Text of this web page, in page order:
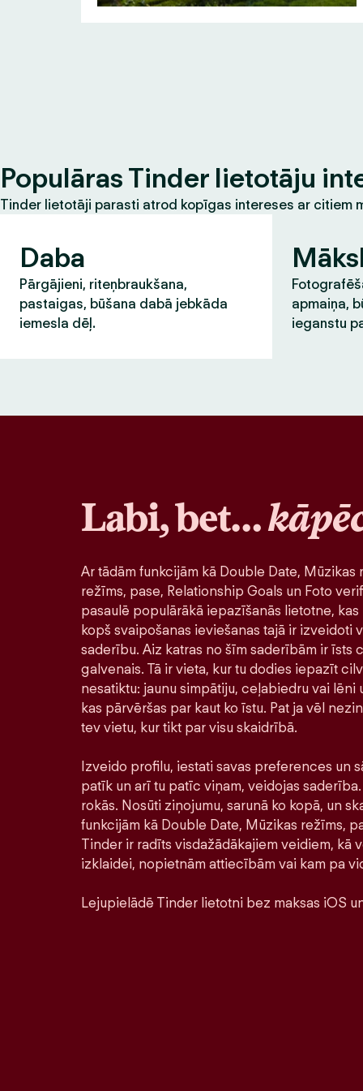
Populāras Tinder lietotāju
Tinder lietotāji parasti atrod kopīgas intereses ar citiem
Daba
Pārgājieni, riteņbraukšana,
pastaigas, būšana dabā jebkāda
iemesla dēļ.
apmaiņa,
ieganstu
Labi, bet…
Ar tādām funkcijām kā Double Date, Mūzikas
režīms, pase, Relationship Goals un Foto
pasaulē populārākā iepazīšanās lietotne,
kopš svaipošanas ieviešanas tajā ir izveidoti
saderību. Aiz katras no šīm saderībām ir īsts
galvenais. Tā ir vieta, kur tu dodies iepazīt
nesatiktu: jaunu simpātiju, ceļabiedru vai
kas pārvēršas par kaut ko īstu. Pat ja vēl
tev vietu, kur tikt par visu skaidrībā.
Izveido profilu, iestati savas preferences un
patīk un arī tu patīc viņam, veidojas
rokās. Nosūti ziņojumu, sarunā ko kopā, un
funkcijām kā Double Date, Mūzikas režīms,
Tinder ir radīts visdažādākajiem veidiem, kā
izklaidei, nopietnām attiecībām vai kam pa
Lejupielādē Tinder lietotni bez maksas iOS